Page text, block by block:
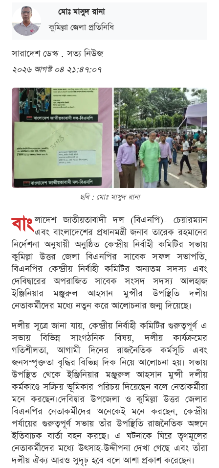
মোঃ মাসুদ রানা
কুমিল্লা জেলা প্রতিনিধি
সারাদেশ ডেস্ক . সত্য নিউজ
২০২৬ আগস্ট ০৪ ২১:৪৭:০৭
ছবি : মোঃ মাসুদ রানা
বাং লাদেশ জাতীয়তাবাদী দল (বিএনপি)- চেয়ারম্যান
এবং বাংলাদেশের প্রধানমন্ত্রী জনাব তারেক রহমানের
নির্দেশনা অনুযায়ী অনুষ্ঠিত কেন্দ্রীয় নির্বাহী কমিটির সভায়
কুমিল্লা উত্তর জেলা বিএনপির সাবেক সফল সভাপতি,
বিএনপির কেন্দ্রীয় নির্বাহী কমিটির অন্যতম সদস্য এবং
দেবিদ্বারের অপরাজিত সাবেক সংসদ সদস্য আলহাজ
ইঞ্জিনিয়ার মঞ্জুরুল আহসান মুন্সীর উপস্থিতি দলীয়
নেতাকর্মীদের মধ্যে নতুন করে আলোচনার জন্ম দিয়েছে।
দলীয় সূত্রে জানা যায়, কেন্দ্রীয় নির্বাহী কমিটির গুরুত্বপূর্ণ এ
সভায় বিভিন্ন সাংগঠনিক বিষয়, দলীয় কার্যক্রমের
গতিশীলতা, আগামী দিনের রাজনৈতিক কর্মসূচি এবং
জনসম্পৃক্ততা বৃদ্ধির বিভিন্ন দিক নিয়ে আলোচনা হয়। সভায়
উপস্থিত থেকে ইঞ্জিনিয়ার মঞ্জুরুল আহসান মুন্সী দলীয়
কর্মকাণ্ডে সক্রিয় ভূমিকার পরিচয় দিয়েছেন বলে নেতাকর্মীরা
মনে করছেন।দেবিদ্বার উপজেলা ও কুমিল্লা উত্তর জেলার
বিএনপির নেতাকর্মীদের অনেকেই মনে করছেন, কেন্দ্রীয়
পর্যায়ের গুরুত্বপূর্ণ সভায় তাঁর উপস্থিতি রাজনৈতিক অঙ্গনে
ইতিবাচক বার্তা বহন করছে। এ ঘটনাকে ঘিরে তৃণমূলের
নেতাকর্মীদের মধ্যে উৎসাহ-উদ্দীপনা দেখা গেছে এবং তাঁরা
দলীয় ঐক্য আরও সুদৃঢ় হবে বলে আশা প্রকাশ করেছেন।